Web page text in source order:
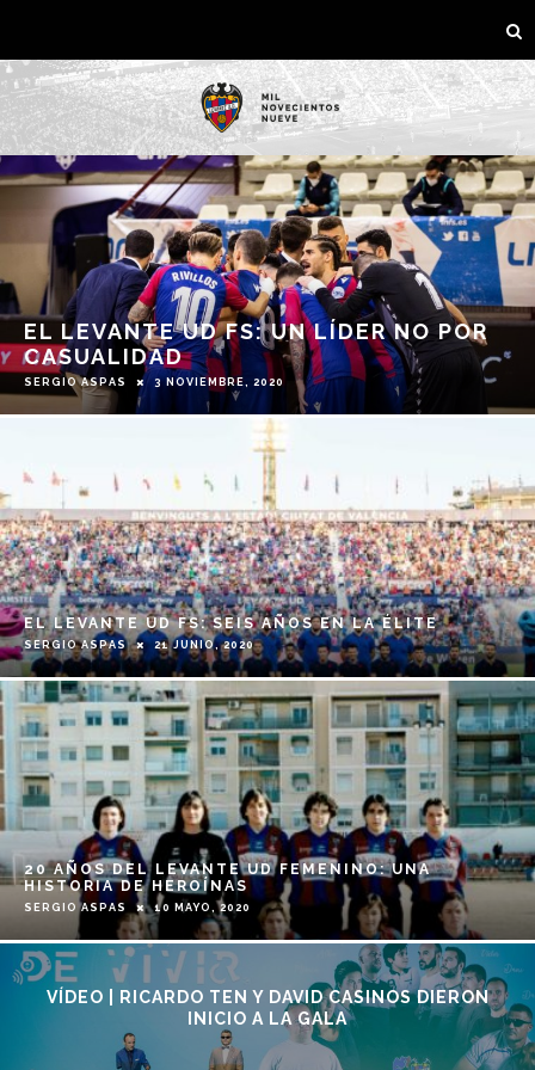
EL LEVANTE UD FS: UN LÍDER NO POR
CASUALIDAD
SERGIO ASPAS 3 NOVIEMBRE, 2020
EL LEVANTE UD FS: SEIS AÑOS EN LA ÉLITE
SERGIO ASPAS 21 JUNIO, 2020
20 AÑOS DEL LEVANTE UD FEMENINO: UNA
HISTORIA DE HEROÍNAS
SERGIO ASPAS 10 MAYO, 2020
VÍDEO | RICARDO TEN Y DAVID CASINOS DIERON
INICIO A LA GALA